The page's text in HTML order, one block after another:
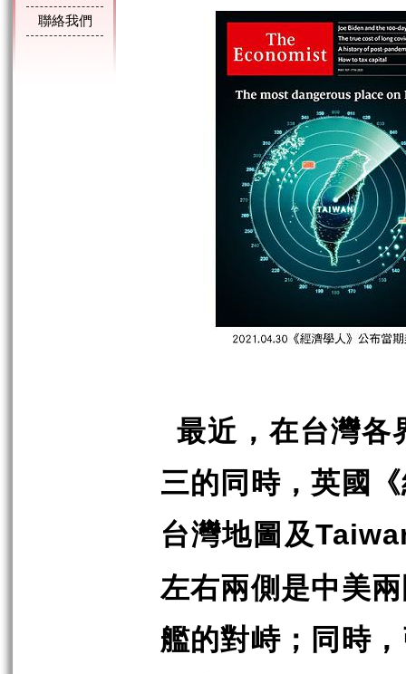
聯絡我們
最近，在台灣各
三的同時，英國
台灣地圖及
左右兩側是中美
艦的對峙；同時